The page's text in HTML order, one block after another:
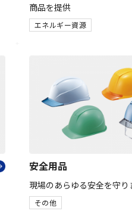
商品を提供
エネルギー資源
安全用品
現場のあらゆる安全を守り
その他